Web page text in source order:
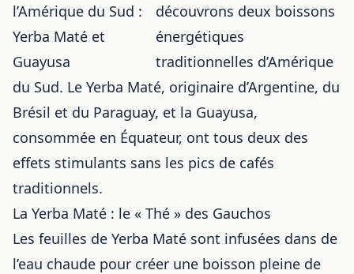
découvrons deux boissons
énergétiques
traditionnelles d’Amérique
du Sud. Le Yerba Maté, originaire d’Argentine, du
Brésil et du Paraguay, et la Guayusa,
consommée en Équateur, ont tous deux des
effets stimulants sans les pics de cafés
traditionnels.
La Yerba Maté : le « Thé » des Gauchos
Les feuilles de Yerba Maté sont infusées dans de
l’eau chaude pour créer une boisson pleine de